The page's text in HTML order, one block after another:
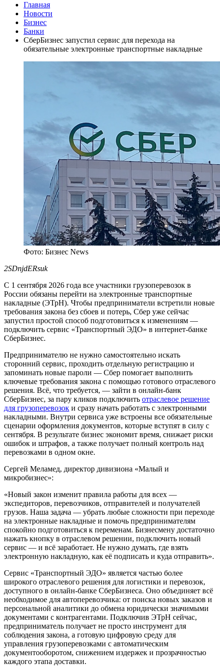
Главная
Новости
Бизнес
Банки
СберБизнес запустил сервис для перехода на
обязательные электронные транспортные накладные
Фото: Бизнес News
2SDnjdERsuk
С 1 сентября 2026 года все участники грузоперевозок в
России обязаны перейти на электронные транспортные
накладные (ЭТрН). Чтобы предприниматели встретили новые
требования закона без сбоев и потерь, Сбер уже сейчас
запустил простой способ подготовиться к изменениям —
подключить сервис «Транспортный ЭДО» в интернет-банке
СберБизнес.
Предпринимателю не нужно самостоятельно искать
сторонний сервис, проходить отдельную регистрацию и
запоминать новые пароли — Сбер помогает выполнить
ключевые требования закона с помощью готового отраслевого
решения. Всё, что требуется, — зайти в онлайн-банк
СберБизнес, за пару кликов подключить отраслевое решение
для грузоперевозок и сразу начать работать с электронными
накладными. Внутри сервиса уже встроены все обязательные
сценарии оформления документов, которые вступят в силу с
сентября. В результате бизнес экономит время, снижает риски
ошибок и штрафов, а также получает полный контроль над
перевозками в одном окне.
Сергей Меламед, директор дивизиона «Малый и
микробизнес»:
«Новый закон изменит правила работы для всех —
экспедиторов, перевозчиков, отправителей и получателей
грузов. Наша задача — убрать любые сложности при переходе
на электронные накладные и помочь предпринимателям
спокойно подготовиться к переменам. Бизнесмену достаточно
нажать кнопку в отраслевом решении, подключить новый
сервис — и всё заработает. Не нужно думать, где взять
электронную накладную, как её подписать и куда отправить».
Сервис «Транспортный ЭДО» является частью более
широкого отраслевого решения для логистики и перевозок,
доступного в онлайн-банке СберБизнеса. Оно объединяет всё
необходимое для автоперевозчика: от поиска новых заказов и
персональной аналитики до обмена юридически значимыми
документами с контрагентами. Подключив ЭТрН сейчас,
предприниматель получает не просто инструмент для
соблюдения закона, а готовую цифровую среду для
управления грузоперевозками с автоматическим
документооборотом, снижением издержек и прозрачностью
каждого этапа доставки.